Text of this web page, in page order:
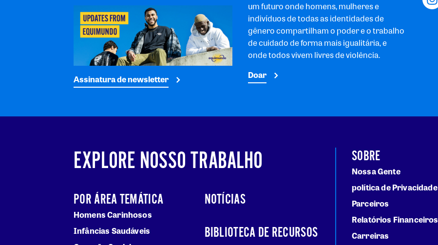
Assinatura de newsletter
um futuro onde homens, mulheres e
indivíduos de todas as identidades de
gênero compartilham o poder e o trabalho
de cuidado de forma mais igualitária, e
onde todos vivem livres de violência.
Doar
EXPLORE NOSSO TRABALHO
POR ÁREA TEMÁTICA
Homens Carinhosos
Infâncias Saudáveis
NOTÍCIAS
BIBLIOTECA DE RECURSOS
SOBRE
Nossa Gente
política de Privacidade
Parceiros
Relatórios Financeiros
Carreiras